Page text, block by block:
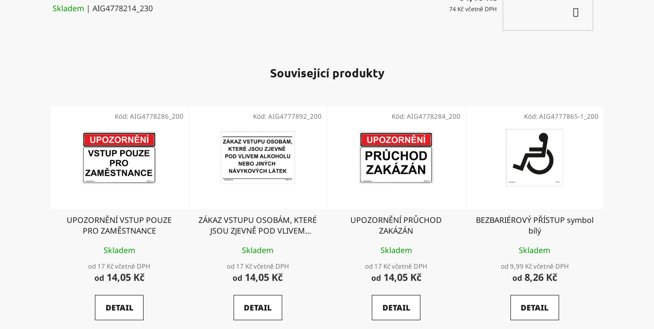
Skladem | AIG4778214_230 74 Kč včetně DPH
KOŠÍKU
Související produkty
UPOZORNĚNÍ VSTUP POUZE
PRO ZAMĚSTNANCE
Skladem
od 17 Kč včetně DPH
od 14,05 Kč
DETAIL
Kód: AIG4778286_200
ZÁKAZ VSTUPU OSOBÁM, KTERÉ
JSOU ZJEVNĚ POD VLIVEM
NÁVYKOVÝCH LÁTEK
Skladem
od 17 Kč včetně DPH
od 14,05 Kč
DETAIL
Kód: AIG4777892_200
UPOZORNĚNÍ PRŮCHOD
ZAKÁZÁN
Skladem
od 17 Kč včetně DPH
od 14,05 Kč
DETAIL
Kód: AIG4778284_200
BEZBARIÉROVÝ PŘÍSTUP symbol
bílý
Skladem
od 9,99 Kč včetně DPH
od 8,26 Kč
DETAIL
Kód: AIG4777865-1_200